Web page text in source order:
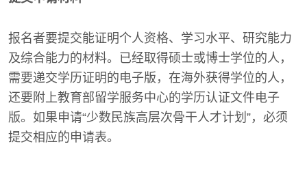
报名者要提交能证明个人资格、学习水平、研究能力
及综合能力的材料。已经取得硕士或博士学位的人，
需要递交学历证明的电子版，在海外获得学位的人，
还要附上教育部留学服务中心的学历认证文件电子
版。如果申请“少数民族高层次骨干人才计划”，必须
提交相应的申请表。